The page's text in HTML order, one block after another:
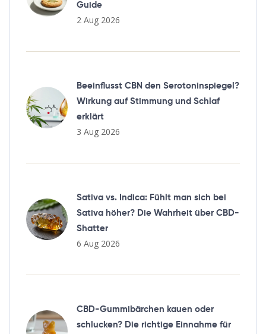
Guide
2 Aug 2026
Beeinflusst CBN den Serotoninspiegel?
Wirkung auf Stimmung und Schlaf
erklärt
3 Aug 2026
Sativa vs. Indica: Fühlt man sich bei
Sativa höher? Die Wahrheit über CBD-
Shatter
6 Aug 2026
CBD-Gummibärchen kauen oder
schlucken? Die richtige Einnahme für